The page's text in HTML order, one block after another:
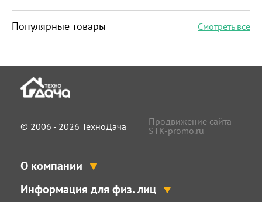
Популярные товары Смотреть все
© 2006 - 2026 ТехноДача
Продвижение сайта
STK-promo.ru
О компании
Информация для физ. лиц